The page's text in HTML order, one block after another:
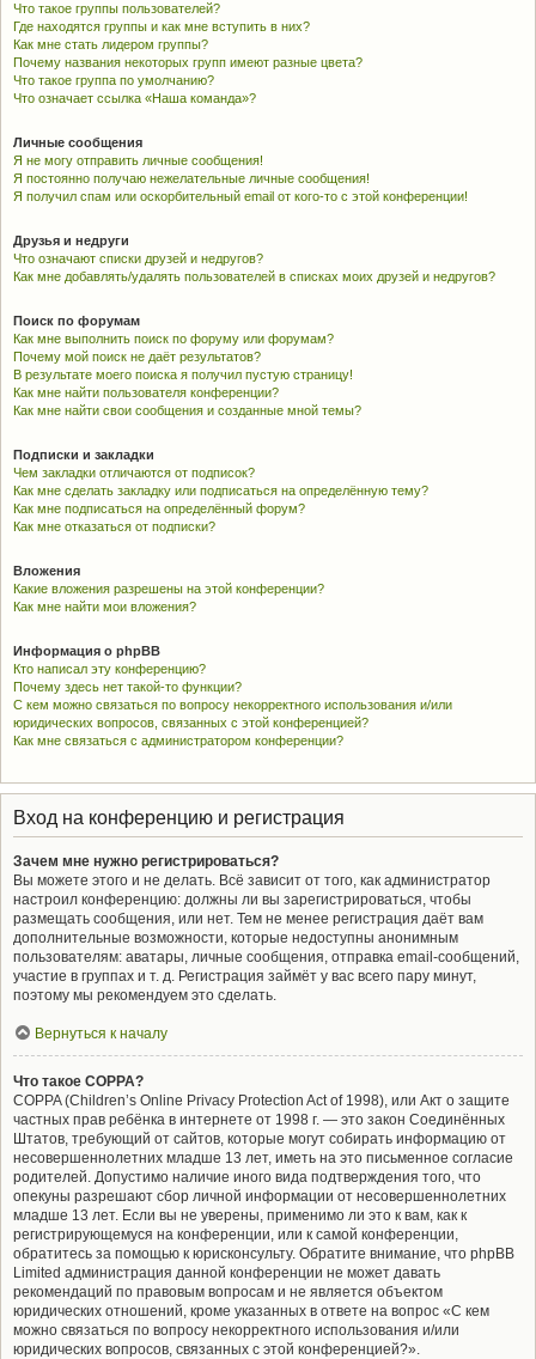
Что такое группы пользователей?
Где находятся группы и как мне вступить в них?
Как мне стать лидером группы?
Почему названия некоторых групп имеют разные цвета?
Что такое группа по умолчанию?
Что означает ссылка «Наша команда»?
Личные сообщения
Я не могу отправить личные сообщения!
Я постоянно получаю нежелательные личные сообщения!
Я получил спам или оскорбительный email от кого-то с этой конференции!
Друзья и недруги
Что означают списки друзей и недругов?
Как мне добавлять/удалять пользователей в списках моих друзей и недругов?
Поиск по форумам
Как мне выполнить поиск по форуму или форумам?
Почему мой поиск не даёт результатов?
В результате моего поиска я получил пустую страницу!
Как мне найти пользователя конференции?
Как мне найти свои сообщения и созданные мной темы?
Подписки и закладки
Чем закладки отличаются от подписок?
Как мне сделать закладку или подписаться на определённую тему?
Как мне подписаться на определённый форум?
Как мне отказаться от подписки?
Вложения
Какие вложения разрешены на этой конференции?
Как мне найти мои вложения?
Информация о phpBB
Кто написал эту конференцию?
Почему здесь нет такой-то функции?
С кем можно связаться по вопросу некорректного использования и/или
юридических вопросов, связанных с этой конференцией?
Как мне связаться с администратором конференции?
Вход на конференцию и регистрация
Зачем мне нужно регистрироваться?
Вы можете этого и не делать. Всё зависит от того, как администратор
настроил конференцию: должны ли вы зарегистрироваться, чтобы
размещать сообщения, или нет. Тем не менее регистрация даёт вам
дополнительные возможности, которые недоступны анонимным
пользователям: аватары, личные сообщения, отправка email-сообщений,
участие в группах и т. д. Регистрация займёт у вас всего пару минут,
поэтому мы рекомендуем это сделать.
Вернуться к началу
Что такое COPPA?
COPPA (Children’s Online Privacy Protection Act of 1998), или Акт о защите
частных прав ребёнка в интернете от 1998 г. — это закон Соединённых
Штатов, требующий от сайтов, которые могут собирать информацию от
несовершеннолетних младше 13 лет, иметь на это письменное согласие
родителей. Допустимо наличие иного вида подтверждения того, что
опекуны разрешают сбор личной информации от несовершеннолетних
младше 13 лет. Если вы не уверены, применимо ли это к вам, как к
регистрирующемуся на конференции, или к самой конференции,
обратитесь за помощью к юрисконсульту. Обратите внимание, что phpBB
Limited администрация данной конференции не может давать
рекомендаций по правовым вопросам и не является объектом
юридических отношений, кроме указанных в ответе на вопрос «С кем
можно связаться по вопросу некорректного использования и/или
юридических вопросов, связанных с этой конференцией?».